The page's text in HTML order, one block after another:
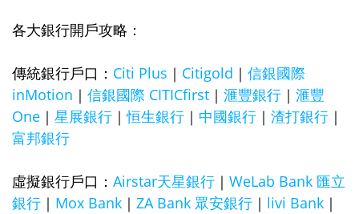
各大銀行開戶攻略：
傳統銀行戶口： Citi Plus ｜ Citigold ｜ 信銀國際
inMotion ｜ 信銀國際 CITICfirst ｜ 滙豐銀行 ｜ 滙豐
One ｜ 星展銀行 ｜恒生銀行 ｜ 中國銀行 ｜ 渣打銀行 ｜
富邦銀行
虛擬銀行戶口： Airstar天星銀行 ｜ WeLab Bank 匯立
銀行 ｜ Mox Bank ｜ ZA Bank 眾安銀行 ｜ livi Bank ｜